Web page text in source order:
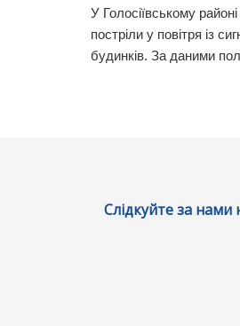
У Голосіївському
постріли у повітря із
будинків. За даними
Слідкуйте за нами